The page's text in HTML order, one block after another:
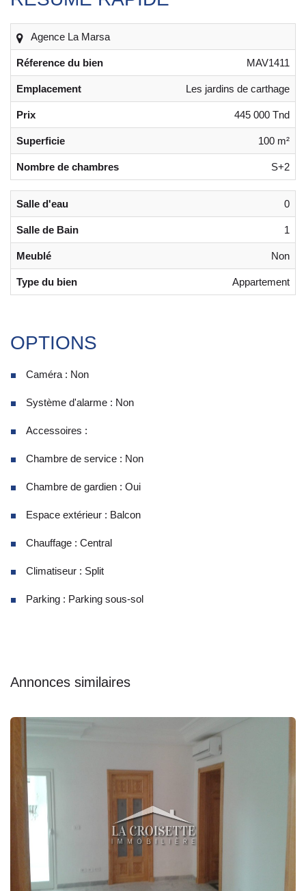
Agence La Marsa
Réference du bien MAV1411
Emplacement Les jardins de carthage
Prix 445 000 Tnd
Superficie 100 m²
Nombre de chambres S+2
Salle d'eau 0
Salle de Bain 1
Meublé Non
Type du bien Appartement
OPTIONS
Caméra : Non
Système d'alarme : Non
Accessoires :
Chambre de service : Non
Chambre de gardien : Oui
Espace extérieur : Balcon
Chauffage : Central
Climatiseur : Split
Parking : Parking sous-sol
Annonces similaires